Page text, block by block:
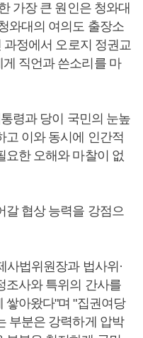
가장 큰 원인은 청와대
와대의 여의도 출장소
과정에서 오로지 정권교
직언과 쓴소리를 마
령과 당이 국민의 눈높
고 이와 동시에 인간적
요한 오해와 마찰이 없
갈 협상 능력을 강점으
사법위원장과 법사위·
조사와 특위의 간사를
쌓아왔다"며 "집권여당
부분은 강력하게 압박